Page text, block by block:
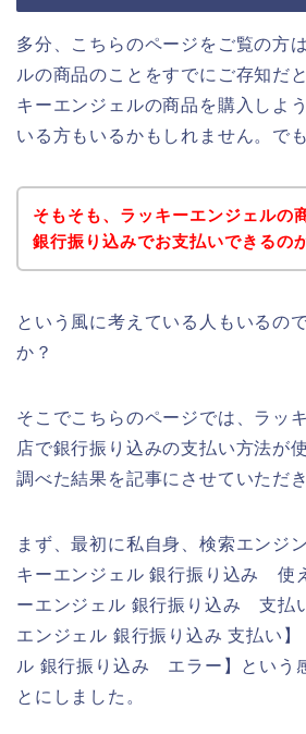
多分、こちらのページをご覧の方
ルの商品のことをすでにご存知だ
キーエンジェルの商品を購入しよ
いる方もいるかもしれません。で
そもそも、ラッキーエンジェルの
銀行振り込みでお支払いできるの
という風に考えている人もいるの
か？
そこでこちらのページでは、ラッ
店で銀行振り込みの支払い方法が
調べた結果を記事にさせていただき
まず、最初に私自身、検索エンジ
キーエンジェル 銀行振り込み 使
ーエンジェル 銀行振り込み 支払
エンジェル 銀行振り込み 支払い】
ル 銀行振り込み エラー】という
とにしました。